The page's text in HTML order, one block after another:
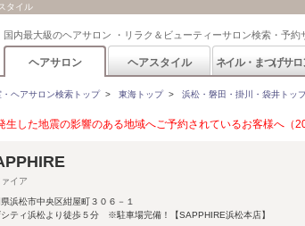
タイル
国内最大級のヘアサロン ・リラク＆ビューティーサロン検索・予約
ヘアサロン ヘアスタイル ネイル・まつげサロ
ヘアサロン検索トップ> 東海トップ> 浜松・磐田・掛川・袋井トッ
生した地震の影響のある地域へご予約されているお客様へ（
イア
浜松市中央区紺屋町３０６－１
ティ浜松より徒歩５分 ※駐車場完備！【SAPPHIRE浜松本店】